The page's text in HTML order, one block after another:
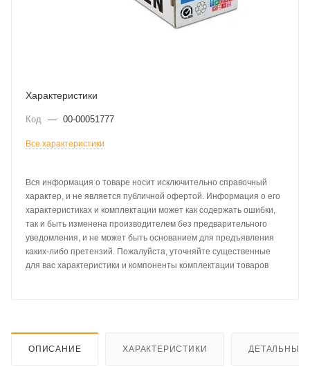
Характеристики
Код — 00-00051777
Все характеристики
Вся информация о товаре носит исключительно справочный
характер, и не является публичной офертой. Информация о его
характеристиках и комплектации может как содержать ошибки,
так и быть изменена производителем без предварительного
уведомления, и не может быть основанием для предъявления
каких-либо претензий. Пожалуйста, уточняйте существенные
для вас характеристики и компоненты комплектации товаров
ОПИСАНИЕ ХАРАКТЕРИСТИКИ ДЕТАЛЬНЫЕ